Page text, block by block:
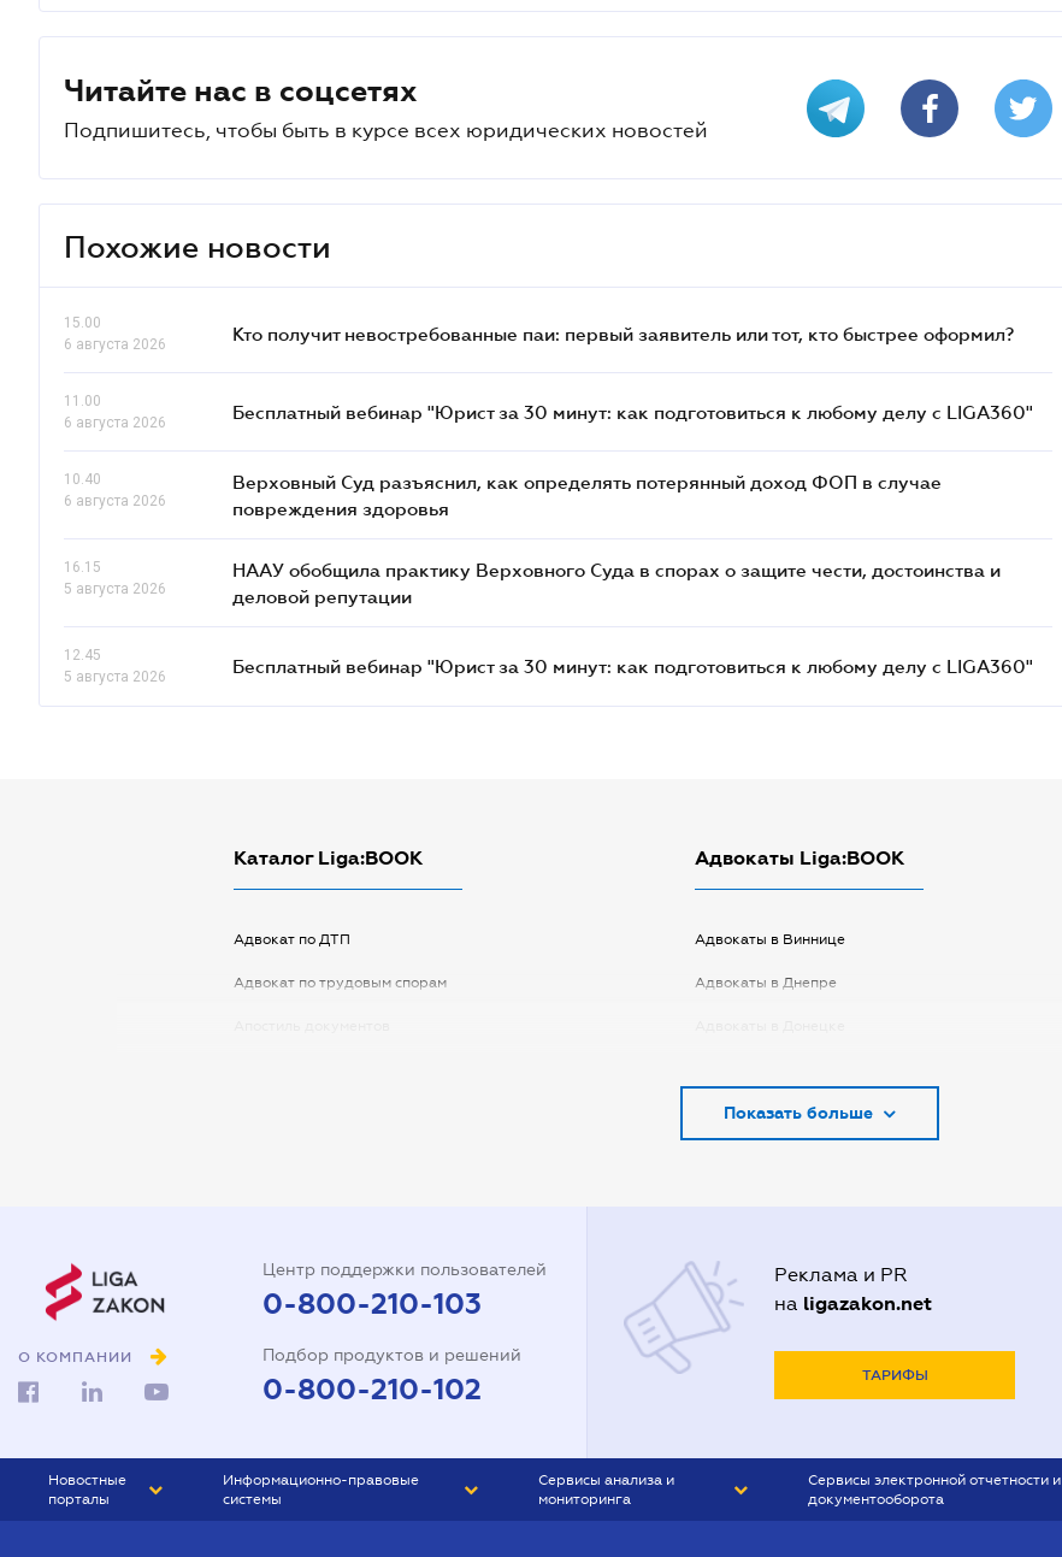
Читайте нас в соцсетях
Подпишитесь, чтобы быть в курсе всех юридических новостей
Похожие новости
15.00
6 августа 2026
Кто получит невостребованные паи: первый заявитель или тот, кто быстрее оформил?
11.00
6 августа 2026
Бесплатный вебинар "Юрист за 30 минут: как подготовиться к любому делу с LIGA360"
10.40
6 августа 2026
Верховный Суд разъяснил, как определять потерянный доход ФОП в случае
повреждения здоровья
16.15
5 августа 2026
НААУ обобщила практику Верховного Суда в спорах о защите чести, достоинства и
деловой репутации
12.45
5 августа 2026
Бесплатный вебинар "Юрист за 30 минут: как подготовиться к любому делу с LIGA360"
Каталог Liga:BOOK
Адвокат по ДТП
Адвокат по трудовым спорам
представление интересов в
суде
Доверенность на регистрацию
юридического лица
Адвокаты Liga:BOOK
Адвокаты в Виннице
Адвокаты в Днепре
Адвокаты в Киеве
Адвокаты в Полтаве
Адвокаты в Харькове
Показать больше
О КОМПАНИИ
Центр поддержки пользователей
0-800-210-103
Подбор продуктов и решений
0-800-210-102
Реклама и PR
на ligazakon.net
ТАРИФЫ
Новостные
порталы
Информационно-правовые
системы
Сервисы анализа и
мониторинга
Сервисы электронной отчетности и
документооборота